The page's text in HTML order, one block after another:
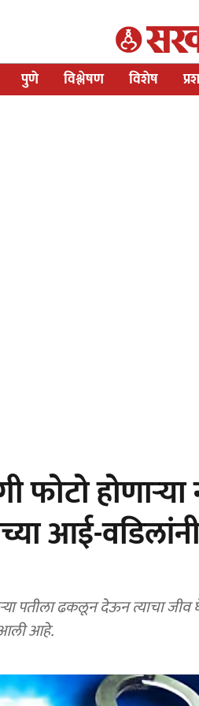
पुणे विश्लेषण विशेष
होणाऱ्या
आई-
पतीला ढकलून देऊन त्याचा जीव
आहे.